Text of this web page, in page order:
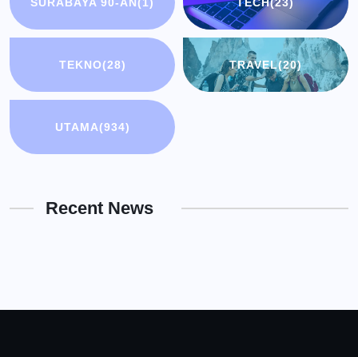
SURABAYA 90-AN(1) TECH(23)
TEKNO(28) TRAVEL(20)
UTAMA(934)
Recent News